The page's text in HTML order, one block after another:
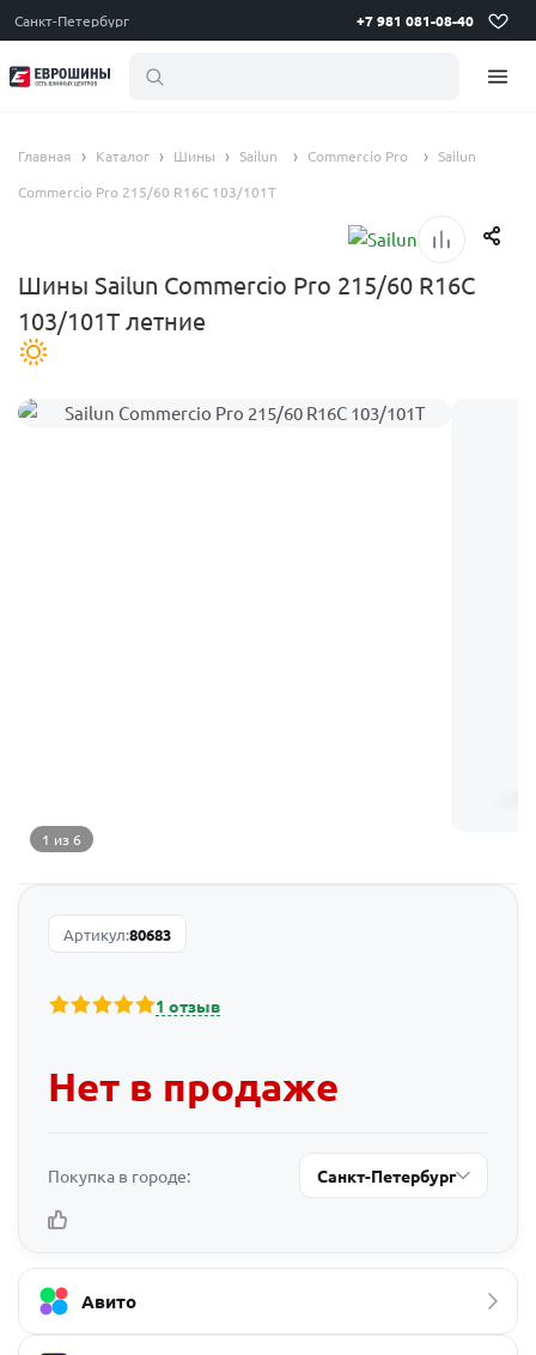
Санкт-Петербург +7 981 081-08-40
Главная Каталог Шины Sailun Commercio Pro
Sailun
Commercio Pro 215/60 R16C 103/101T
Шины Sailun Commercio Pro 215/60 R16C
103/101T летние
1 из 6
Артикул:80683
1 отзыв
Нет в продаже
Покупка в городе: Санкт-Петербург
Авито